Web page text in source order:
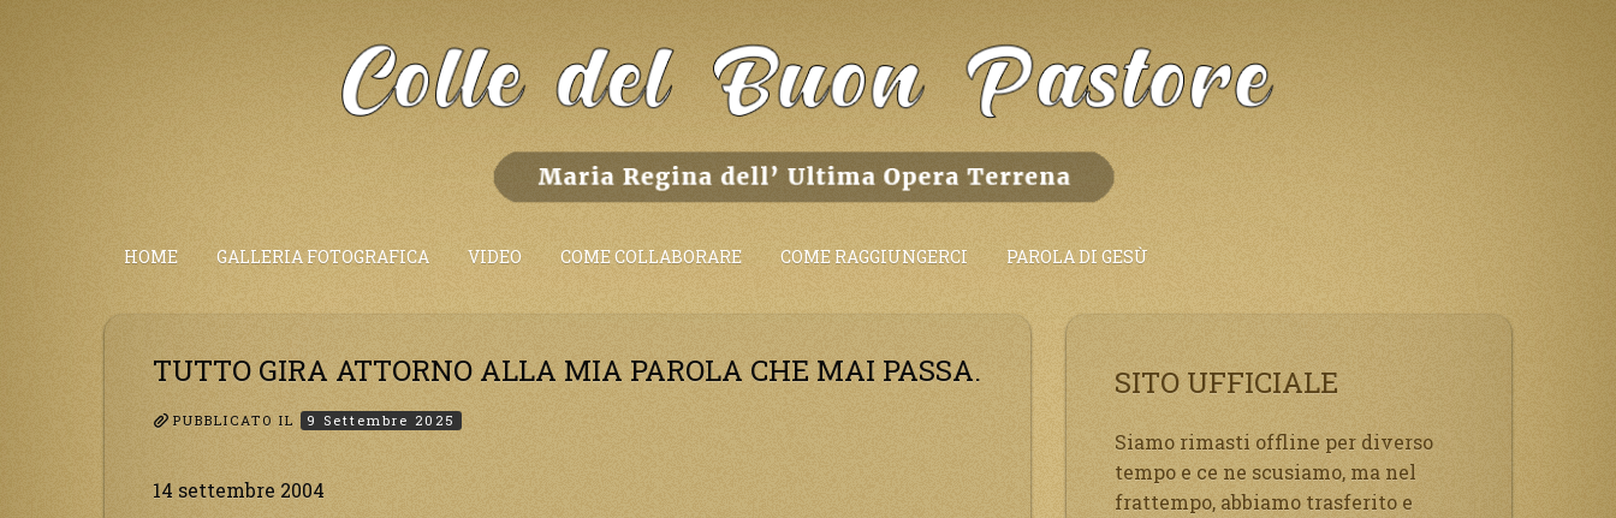
HOME GALLERIA FOTOGRAFICA VIDEO COME COLLABORARE COME RAGGIUNGERCI PAROLA DI GESÙ
TUTTO GIRA ATTORNO ALLA MIA PAROLA CHE MAI PASSA.
PUBBLICATO IL 9 Settembre 2025
14 settembre 2004
SITO UFFICIALE
Siamo rimasti offline per diverso
tempo e ce ne scusiamo, ma nel
frattempo, abbiamo trasferito e